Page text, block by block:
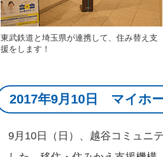
東武鉄道と埼玉県が連携して、住み替え支
援をします！
2017年9月10日 マイホー
9月10日（日）、越谷コミュニ